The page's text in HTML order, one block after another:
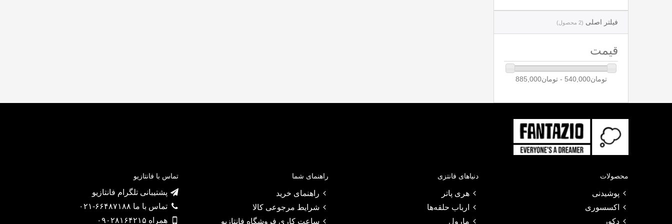
فیلتر اصلی (2 محصول)
قیمت
‎تومان540,000 - ‎تومان885,000
محصولات
پوشیدنی
اکسسوری
دکور
دنیاهای فانتزی
هری پاتر
ارباب حلقه‌ها
مارول
راهنمای شما
راهنمای خرید
شرایط مرجوعی کالا
ساعت کاری فروشگاه فانتازیو
تماس با فانتازیو
پشتیبانی تلگرام فانتازیو
تماس با ما ۶۶۴۸۷۱۸۸-۰۲۱
همراه ۰۹۰۲۸۱۶۴۲۱۵